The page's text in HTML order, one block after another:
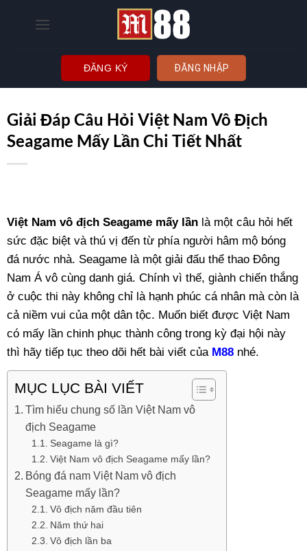
ĐĂNG KÝ ĐĂNG NHẬP
Giải Đáp Câu Hỏi Việt Nam Vô Địch
Seagame Mấy Lần Chi Tiết Nhất
Việt Nam vô địch Seagame mấy lần là một câu hỏi hết
sức đặc biệt và thú vị đến từ phía người hâm mộ bóng
đá nước nhà. Seagame là một giải đấu thể thao Đông
Nam Á vô cùng danh giá. Chính vì thế, giành chiến thắng
ở cuộc thi này không chỉ là hạnh phúc cá nhân mà còn là
cả niềm vui của một dân tộc. Muốn biết được Việt Nam
có mấy lần chinh phục thành công trong kỳ đại hội này
thì hãy tiếp tục theo dõi hết bài viết của M88 nhé.
MỤC LỤC BÀI VIẾT
Tìm hiểu chung số lần Việt Nam vô
địch Seagame
Seagame là gì?
Việt Nam vô địch Seagame mấy lần?
Bóng đá nam Việt Nam vô địch
Seagame mấy lần?
Vô địch năm đầu tiên
Năm thứ hai
Vô địch lần ba